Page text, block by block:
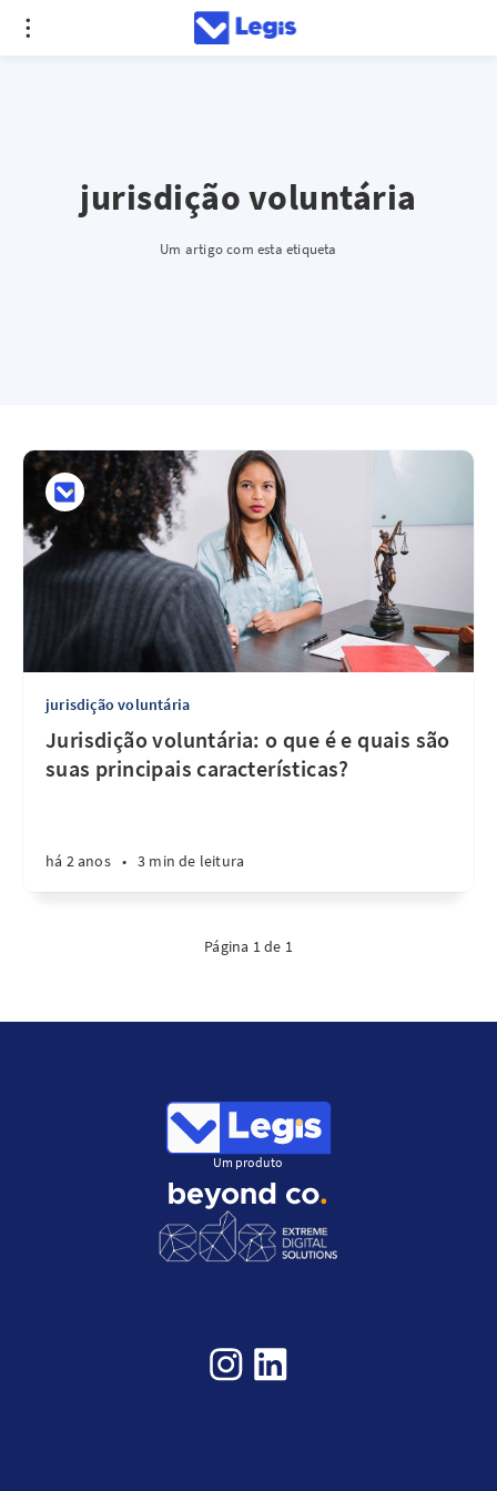
jurisdição voluntária
Um artigo com esta etiqueta
jurisdição voluntária
Jurisdição voluntária: o que é e quais são
suas principais características?
há 2 anos • 3 min de leitura
Página 1 de 1
Um produto